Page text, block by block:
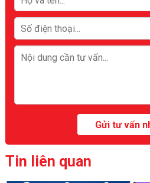
Tin liên quan